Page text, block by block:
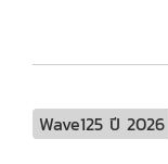
Wave125 ปี 2026